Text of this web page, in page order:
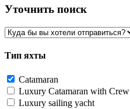
Уточнить поиск
Тип яхты
Catamaran
Luxury Catamaran with Crew
Luxury sailing yacht